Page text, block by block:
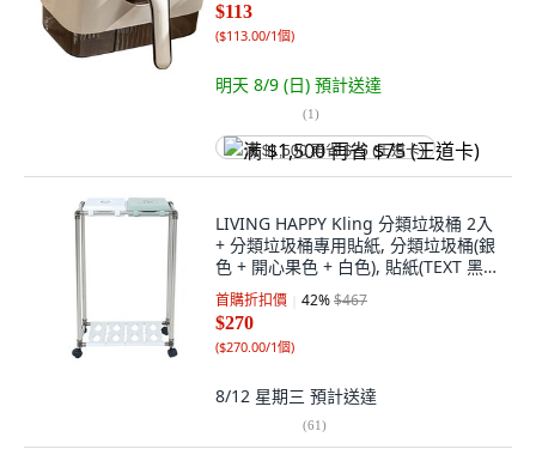
$113
($113.00/1個)
明天 8/9 (日) 預計送達
(1)
满 $1,500 再省 $75 (王道卡)
LIVING HAPPY Kling 分類垃圾桶 2入
+ 分類垃圾桶專用貼紙, 分類垃圾桶(銀
色 + 開心果色 + 白色), 貼紙(TEXT 黑
色), 1套
首購折扣價 42%$467
$270
($270.00/1個)
8/12 星期三 預計送達
(61)